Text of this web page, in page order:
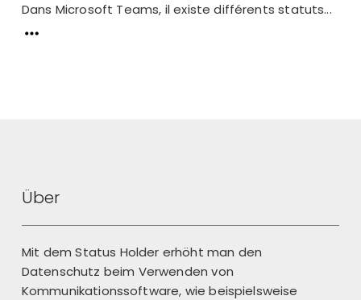
Dans Microsoft Teams, il existe différents statuts...
Über
Mit dem Status Holder erhöht man den
Datenschutz beim Verwenden von
Kommunikationssoftware, wie beispielsweise